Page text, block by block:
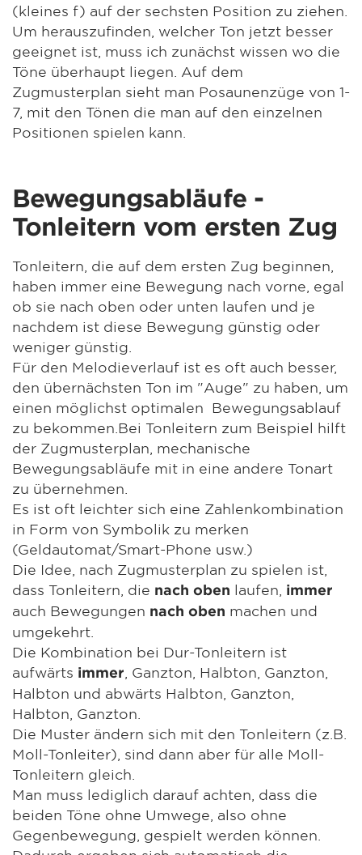
(kleines f) auf der sechsten Position zu ziehen.
Um herauszufinden, welcher Ton jetzt besser
geeignet ist, muss ich zunächst wissen wo die
Töne überhaupt liegen. Auf dem
Zugmusterplan sieht man Posaunenzüge von 1-
7, mit den Tönen die man auf den einzelnen
Positionen spielen kann.
Bewegungsabläufe -
Tonleitern vom ersten Zug
Tonleitern, die auf dem ersten Zug beginnen,
haben immer eine Bewegung nach vorne, egal
ob sie nach oben oder unten laufen und je
nachdem ist diese Bewegung günstig oder
weniger günstig.
Für den Melodieverlauf ist es oft auch besser,
den übernächsten Ton im "Auge" zu haben, um
einen möglichst optimalen Bewegungsablauf
zu bekommen.Bei Tonleitern zum Beispiel hilft
der Zugmusterplan, mechanische
Bewegungsabläufe mit in eine andere Tonart
zu übernehmen.
Es ist oft leichter sich eine Zahlenkombination
in Form von Symbolik zu merken
(Geldautomat/Smart-Phone usw.)
Die Idee, nach Zugmusterplan zu spielen ist,
dass Tonleitern, die nach oben laufen, immer
auch Bewegungen nach oben machen und
umgekehrt.
Die Kombination bei Dur-Tonleitern ist
aufwärts immer , Ganzton, Halbton, Ganzton,
Halbton und abwärts Halbton, Ganzton,
Halbton, Ganzton.
Die Muster ändern sich mit den Tonleitern (z.B.
Moll-Tonleiter), sind dann aber für alle Moll-
Tonleitern gleich.
Man muss lediglich darauf achten, dass die
beiden Töne ohne Umwege, also ohne
Gegenbewegung, gespielt werden können.